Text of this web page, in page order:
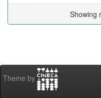
Showing
Theme by